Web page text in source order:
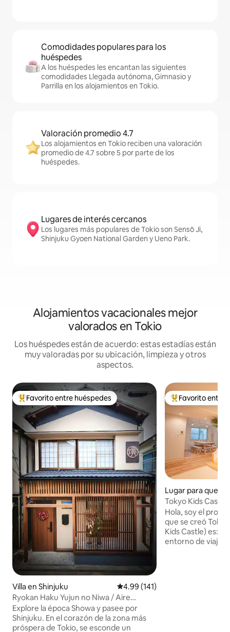
Comodidades populares para los
huéspedes
A los huéspedes les encantan las siguientes
comodidades Llegada autónoma, Gimnasio y
Parrilla en los alojamientos en Tokio.
Valoración promedio 4.7
Los alojamientos en Tokio reciben una valoración
promedio de 4.7 sobre 5 por parte de los
huéspedes.
Lugares de interés cercanos
Los lugares más populares de Tokio son Sensō Ji,
Shinjuku Gyoen National Garden y Ueno Park.
Alojamientos vacacionales mejor
valorados en Tokio
Los huéspedes están de acuerdo: estas estadías están
muy valoradas por su ubicación, limpieza y otros
aspectos.
Favorito entre huéspedes preferido
Favorito entre huéspedes
Villa en Shinjuku Calificación promedio: 4.99 de
4.99 (141)
Ryokan Haku Yujun no Niwa / Aire
acondicionado en toda la casa /
Calefacción por suelo radiante en toda la
casa / Área próspera de Shinjuku /
Explore la época Showa y pasee por
Shinjuku. En el corazón de la zona más
próspera de Tokio, se esconde un
Favorito entre
Favorito entre
Lugar para
o-ku
Tokyo Kids Castle
Shinjuku | 1
Hola, soy el propietario. La
que se creó
Kids Castle) es: 1. Proporcionar un
entorno de viaje